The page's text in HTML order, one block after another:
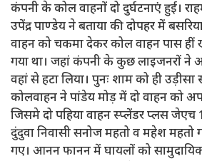
कंपनी के कोल वाहनों दो दुर्घटनाएं हुई।
उपेंद्र पाण्डेय ने बताया की दोपहर में
वाहन को चकमा देकर कोल वाहन पास
गया था। जहां कंपनी के कुछ लाइजनरों ने
वहां से हटा लिया। पुनः शाम को ही उड़ीसा
कोलवाहन ने पांडेय मोड़ में दो वाहन को
जिसमे दो पहिया वाहन स्प्लेंडर प्लस जेएच
दुंदुवा निवासी सनोज महतो व महेश महतो
गए। आनन फानन में घायलों को सामुदायिक